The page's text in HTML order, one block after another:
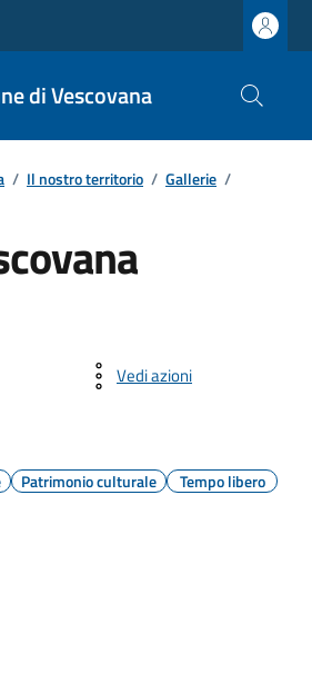
di Vescovana
/ Il nostro territorio / Gallerie /
Vedi azioni
Patrimonio culturale
Tempo libero